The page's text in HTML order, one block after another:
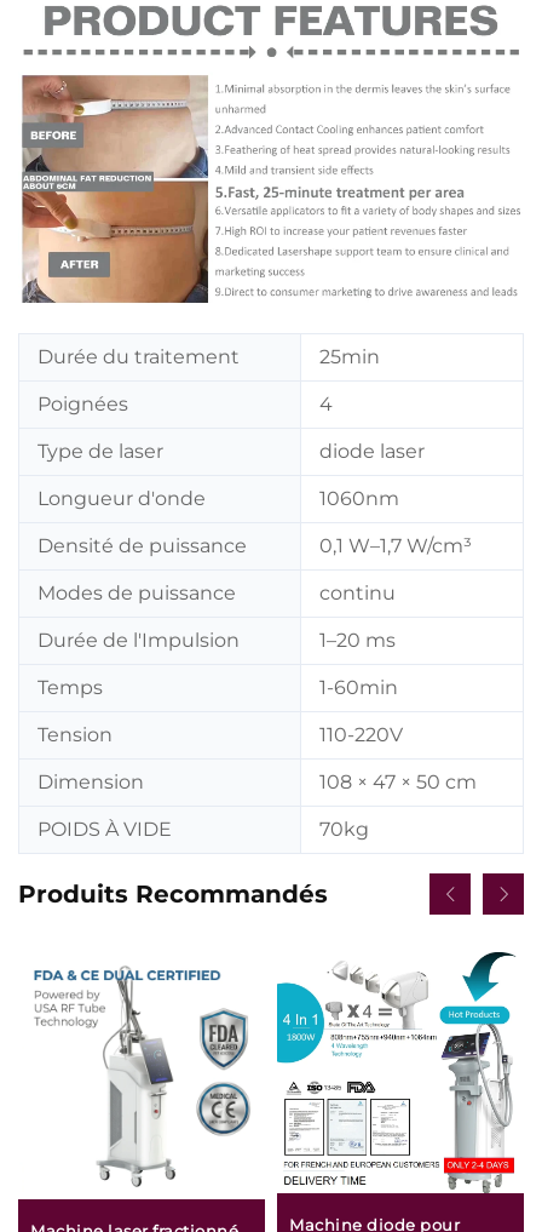
Durée du traitement 25min
Poignées 4
Type de laser diode laser
Longueur d'onde 1060nm
Densité de puissance 0,1 W–1,7 W/cm³
Modes de puissance continu
Durée de l'Impulsion 1–20 ms
Temps 1-60min
Tension 110-220V
Dimension 108 × 47 × 50 cm
POIDS À VIDE 70kg
Produits Recommandés
Machine diode pour